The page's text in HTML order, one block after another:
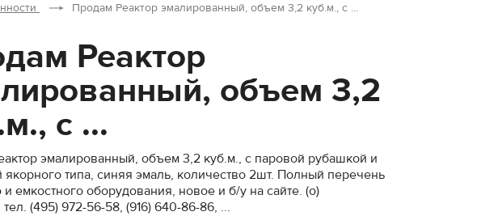
Продам Реактор эмалированный, объем 3,2 куб.м., с ...
Реактор
объем 3,2
с ...
эмалированный, объем 3,2 куб.м., с паровой рубашкой и
типа, синяя эмаль, количество 2шт. Полный перечень
емкостного оборудования, новое и б/у на сайте. (о)
(495) 972-56-58, (916) 640-86-86, ...